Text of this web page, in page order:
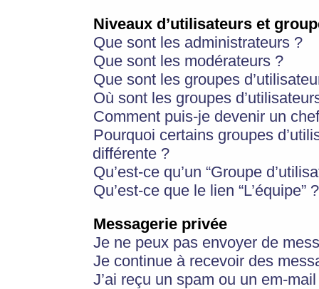
Niveaux d’utilisateurs et
Que sont les administrateurs ?
Que sont les modérateurs ?
Que sont les groupes
Où sont les groupes
Comment puis-je devenir un
Pourquoi certains groupes
différente ?
Qu’est-ce qu’un “Groupe
Qu’est-ce que le lien “L’équipe” ?
Messagerie privée
Je ne peux pas envoyer de
Je continue à recevoir des
J’ai reçu un spam ou un em-